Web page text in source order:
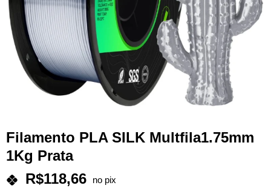
Filamento PLA SILK Multfila1.75mm
1Kg Prata
R$118,66 no pix